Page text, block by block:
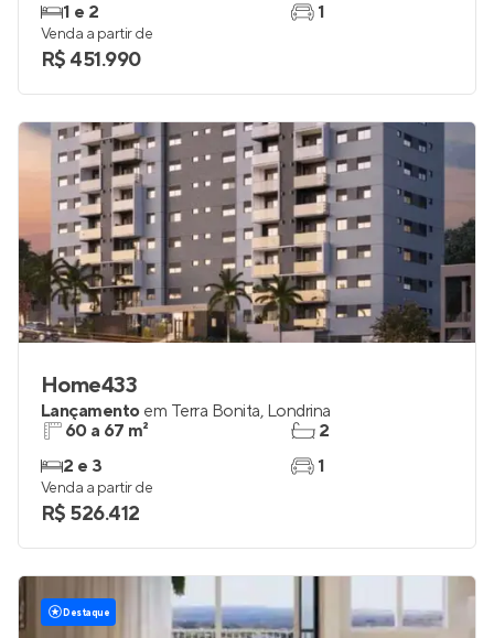
1 e 2
1
Venda a partir de
R$ 451.990
Home433
Lançamento em Terra Bonita, Londrina
60 a 67 m²
2 e 3
2
1
Venda a partir de
R$ 526.412
Destaque